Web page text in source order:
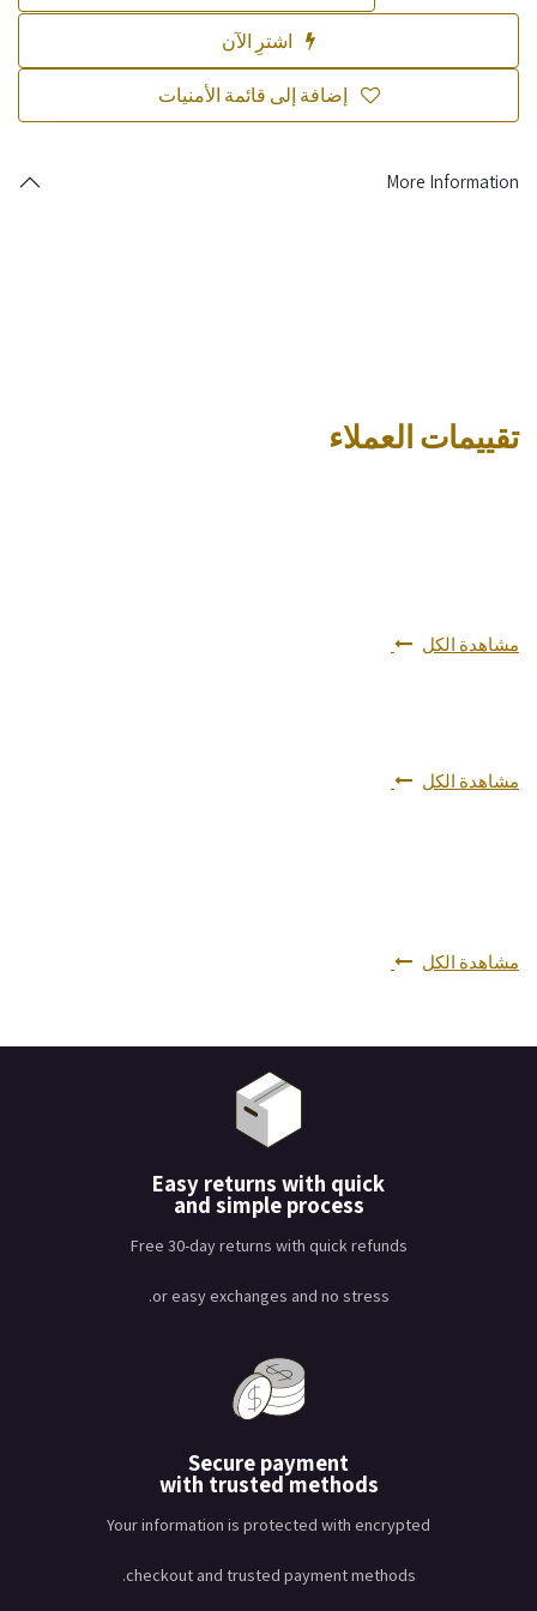
إضافة إلى قائمة الأمنيات
More Information
تقييمات العملاء
مشاهدة الكل
مشاهدة الكل
مشاهدة الكل
Easy returns with quick
and simple process
Free 30-day returns with quick refunds
or easy exchanges and no stress.
Secure payment
with trusted methods
Your information is protected with encrypted
checkout and trusted payment methods.